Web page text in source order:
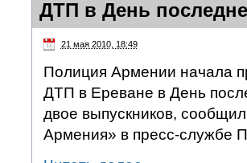
ДТП в День
21 мая 2010, 18:49
Полиция Армении начала
ДТП в Ереване в День
двое выпускников,
Армения» в пресс-службе